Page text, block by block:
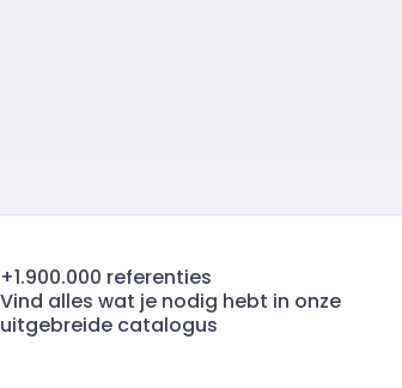
+1.900.000 referenties
Vind alles wat je nodig hebt in onze
uitgebreide catalogus